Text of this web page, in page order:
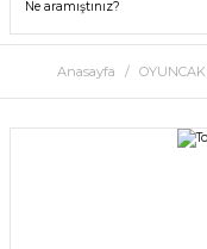
Anasayfa